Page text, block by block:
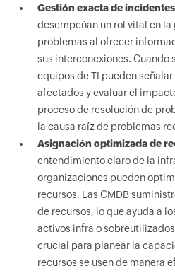
Gestión exacta de
desempeñan un rol vital en
problemas al ofrecer
sus interconexiones. Cuando
equipos de TI pueden
afectados y evaluar el
proceso de resolución de
la causa raíz de problemas
Asignación optimizada de
entendimiento claro de la
organizaciones pueden
recursos. Las CMDB
de recursos, lo que ayuda a
activos infra o
crucial para planear la
recursos se usen de manera